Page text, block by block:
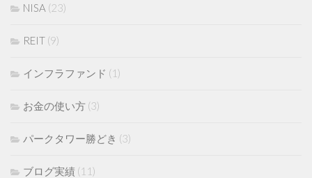
NISA (23)
REIT (9)
インフラファンド (1)
お金の使い方 (3)
パークタワー勝どき (3)
ブログ実績 (11)